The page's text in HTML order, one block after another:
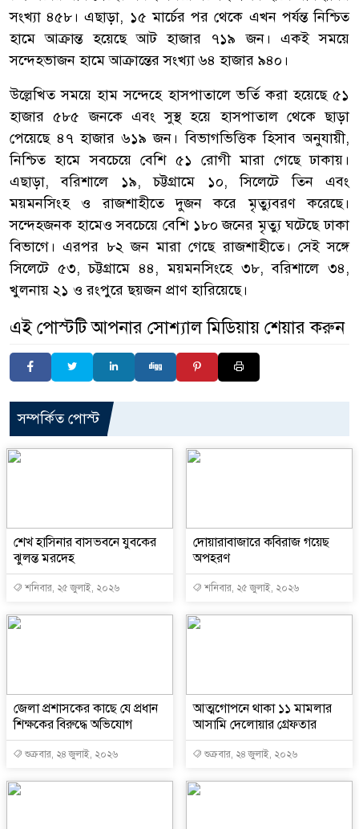
সংখ্যা ৪৫৮। এছাড়া, ১৫ মার্চের পর থেকে এখন পর্যন্ত নিশ্চিত
হামে আক্রান্ত হয়েছে আট হাজার ৭১৯ জন। একই সময়ে
সন্দেহভাজন হামে আক্রান্তের সংখ্যা ৬৪ হাজার ৯৪০।
উল্লেখিত সময়ে হাম সন্দেহে হাসপাতালে ভর্তি করা হয়েছে ৫১
হাজার ৫৮৫ জনকে এবং সুস্থ হয়ে হাসপাতাল থেকে ছাড়া
পেয়েছে ৪৭ হাজার ৬১৯ জন। বিভাগভিত্তিক হিসাব অনুযায়ী,
নিশ্চিত হামে সবচেয়ে বেশি ৫১ রোগী মারা গেছে ঢাকায়।
এছাড়া, বরিশালে ১৯, চট্টগ্রামে ১০, সিলেটে তিন এবং
ময়মনসিংহ ও রাজশাহীতে দুজন করে মৃত্যুবরণ করেছে।
সন্দেহজনক হামেও সবচেয়ে বেশি ১৮০ জনের মৃত্যু ঘটেছে ঢাকা
বিভাগে। এরপর ৮২ জন মারা গেছে রাজশাহীতে। সেই সঙ্গে
সিলেটে ৫৩, চট্টগ্রামে ৪৪, ময়মনসিংহে ৩৮, বরিশালে ৩৪,
খুলনায় ২১ ও রংপুরে ছয়জন প্রাণ হারিয়েছে।
এই পোস্টটি আপনার সোশ্যাল মিডিয়ায় শেয়ার করুন
সম্পর্কিত পোস্ট
শেখ হাসিনার বাসভবনে যুবকের
ঝুলন্ত মরদেহ
শনিবার, ২৫ জুলাই, ২০২৬
দোয়ারাবাজারে কবিরাজ গয়েছ
অপহরণ
শনিবার, ২৫ জুলাই, ২০২৬
জেলা প্রশাসকের কাছে যে প্রধান
শিক্ষকের বিরুদ্ধে অভিযোগ
শুক্রবার, ২৪ জুলাই, ২০২৬
আত্মগোপনে থাকা ১১ মামলার
আসামি দেলোয়ার গ্রেফতার
শুক্রবার, ২৪ জুলাই, ২০২৬